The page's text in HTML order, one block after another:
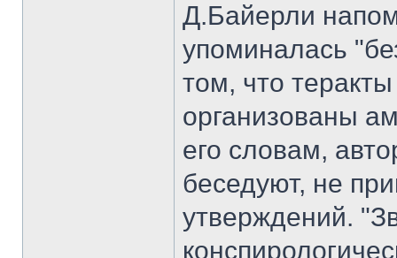
Д.Байерли
упоминалась
том, что
организованы
его словам,
беседуют, не
утверждений.